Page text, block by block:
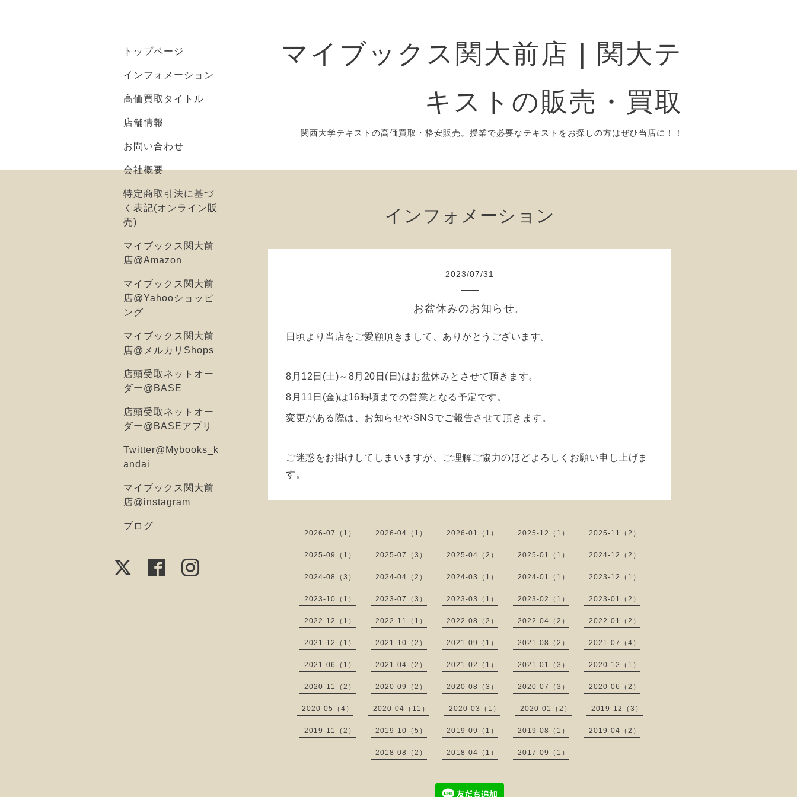
マイブックス関大前店 | 関大テ
キストの販売・買取
関西大学テキストの高価買取・格安販売。授業で必要なテキストをお探しの方はぜひ当店に！！
トップページ
インフォメーション
高価買取タイトル
店舗情報
お問い合わせ
会社概要
特定商取引法に基づ
く表記(オンライン販
売)
マイブックス関大前
店@Amazon
マイブックス関大前
店@Yahooショッピ
ング
マイブックス関大前
店@メルカリShops
店頭受取ネットオー
ダー@BASE
店頭受取ネットオー
ダー@BASEアプリ
Twitter@Mybooks_k
andai
マイブックス関大前
店@instagram
ブログ
インフォメーション
2023/07/31
お盆休みのお知らせ。
日頃より当店をご愛顧頂きまして、ありがとうございます。
8月12日(土)～8月20日(日)はお盆休みとさせて頂きます。
8月11日(金)は16時頃までの営業となる予定です。
変更がある際は、お知らせやSNSでご報告させて頂きます。
ご迷惑をお掛けしてしまいますが、ご理解ご協力のほどよろしくお願い申し上げま
す。
2026-07（1） 2026-04（1） 2026-01（1） 2025-12（1） 2025-11（2）
2025-09（1） 2025-07（3） 2025-04（2） 2025-01（1） 2024-12（2）
2024-08（3） 2024-04（2） 2024-03（1） 2024-01（1） 2023-12（1）
2023-10（1） 2023-07（3） 2023-03（1） 2023-02（1） 2023-01（2）
2022-12（1） 2022-11（1） 2022-08（2） 2022-04（2） 2022-01（2）
2021-12（1） 2021-10（2） 2021-09（1） 2021-08（2） 2021-07（4）
2021-06（1） 2021-04（2） 2021-02（1） 2021-01（3） 2020-12（1）
2020-11（2） 2020-09（2） 2020-08（3） 2020-07（3） 2020-06（2）
2020-05（4） 2020-04（11） 2020-03（1） 2020-01（2） 2019-12（3）
2019-11（2） 2019-10（5） 2019-09（1） 2019-08（1） 2019-04（2）
2018-08（2） 2018-04（1） 2017-09（1）